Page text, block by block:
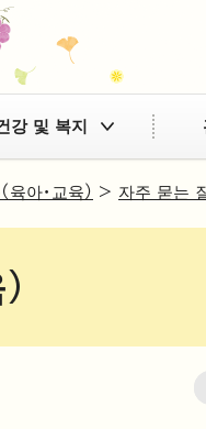
강 및 복지
아・교육） > 자주 묻는
)